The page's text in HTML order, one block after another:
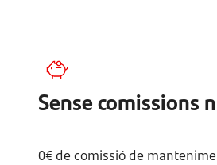
Sense comissions
0€ de comissió de